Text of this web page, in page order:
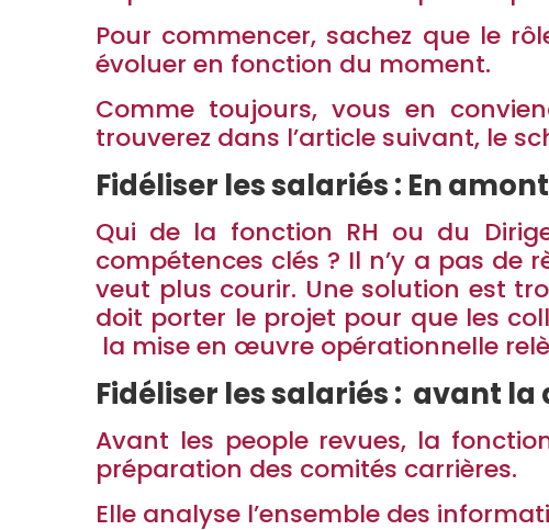
Pour commencer, sachez que le
évoluer en fonction du moment.
Comme toujours, vous en
trouverez dans l’article suivant, le
Fidéliser les salariés : En
Qui de la fonction RH ou du
compétences clés ? Il n’y a pas de
veut plus courir. Une solution est
doit porter le projet pour que les
la mise en œuvre opérationnelle
Fidéliser les salariés : avant
Avant les people revues, la
préparation des comités carrières.
Elle analyse l’ensemble des